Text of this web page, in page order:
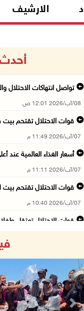
الارشيف
أحدث
تواصل انتهاكات الاحتلال
08/آب/2026 12:01 ص
قوات الاحتلال تقتحم
07/آب/2026 11:49 م
أسعار الغذاء العالمية عند
07/آب/2026 11:11 م
قوات الاحتلال تقتحم بيت
07/آب/2026 10:40 م
قوات الاحتلال تعتقل
07/آب/2026 10:15 م
الاحتلال يعيق تنقل
07/آب/2026 08:52 م
Next